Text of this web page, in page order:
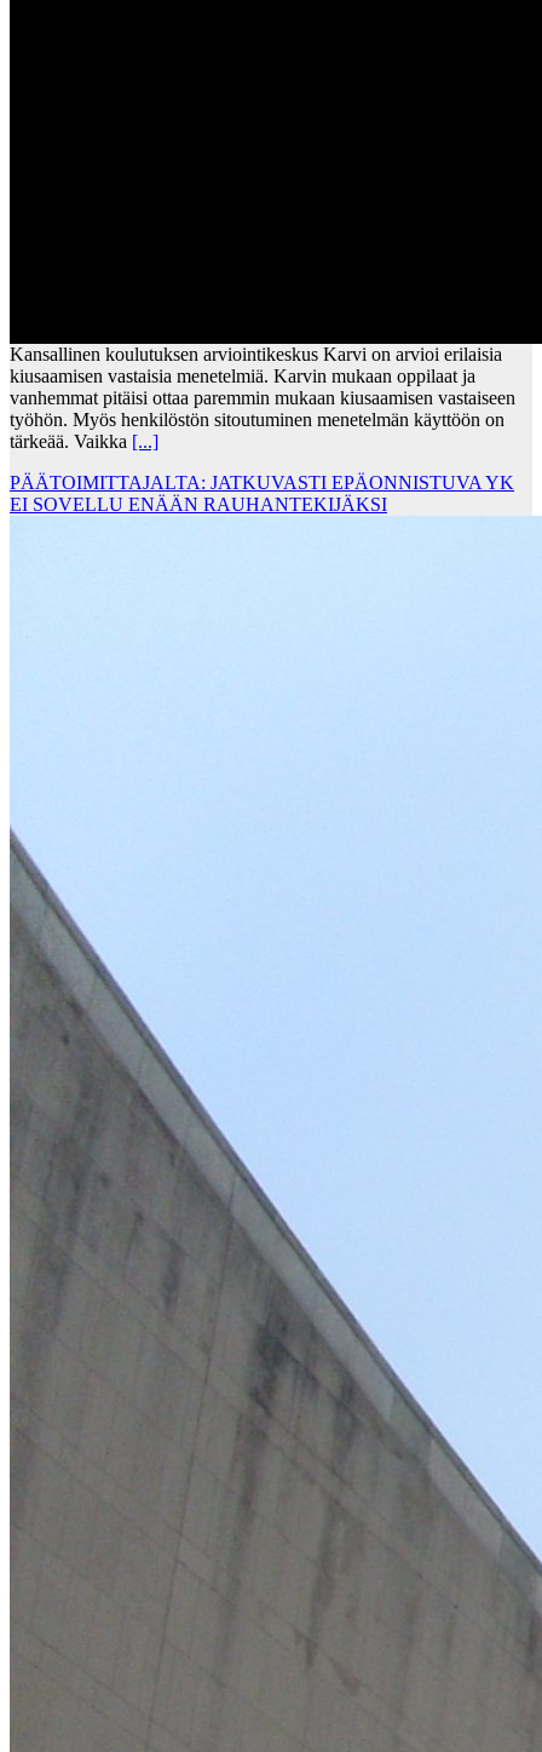
Kansallinen koulutuksen arviointikeskus Karvi on arvioi erilaisia
kiusaamisen vastaisia menetelmiä. Karvin mukaan oppilaat ja
vanhemmat pitäisi ottaa paremmin mukaan kiusaamisen vastaiseen
työhön. Myös henkilöstön sitoutuminen menetelmän käyttöön on
tärkeää. Vaikka [...]
PÄÄTOIMITTAJALTA: JATKUVASTI EPÄONNISTUVA YK
EI SOVELLU ENÄÄN RAUHANTEKIJÄKSI